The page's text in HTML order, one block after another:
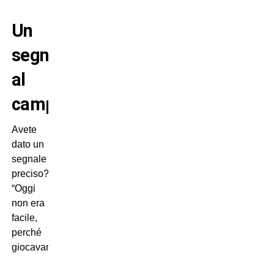
Un
segnale
al
campionato
Avete
dato un
segnale
preciso?
“Oggi
non era
facile,
perché
giocavamo